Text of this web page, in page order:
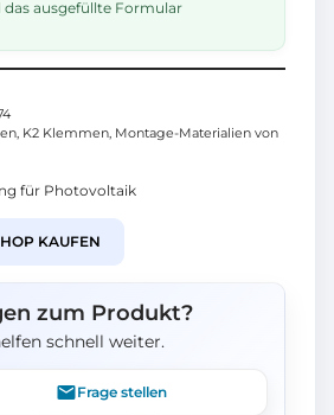
das ausgefüllte Formular
, K2 Klemmen, Montage-Materialien von
für Photovoltaik
KAUFEN
zum Produkt?
schnell weiter.
Frage stellen